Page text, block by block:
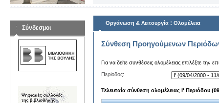
Σύνδεσμοι
Οργάνωση & Λειτουργία : Ολομέλεια
Σύνθεση Προηγούμενων
Για να δείτε συνθέσεις ολομέλειας επιλέξτε την
Περίοδος:
Τελευταία σύνθεση ολομέλειας Ι' Περιόδου